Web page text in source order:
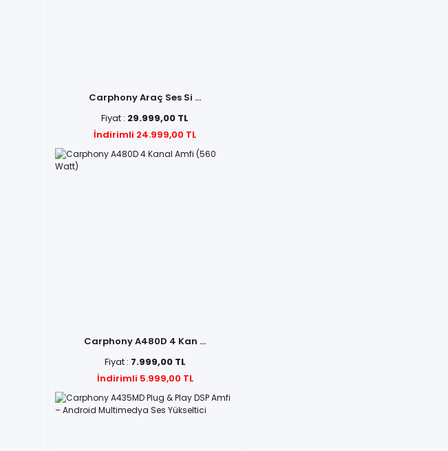
Carphony Araç Ses Si ...
Fiyat : 29.999,00 TL
İndirimli 24.999,00 TL
Carphony A480D 4 Kan ...
Fiyat : 7.999,00 TL
İndirimli 5.999,00 TL